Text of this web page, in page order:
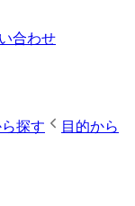
合わせ
探す
目的から